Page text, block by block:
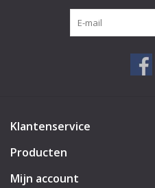
Klantenservice
Producten
Mijn account